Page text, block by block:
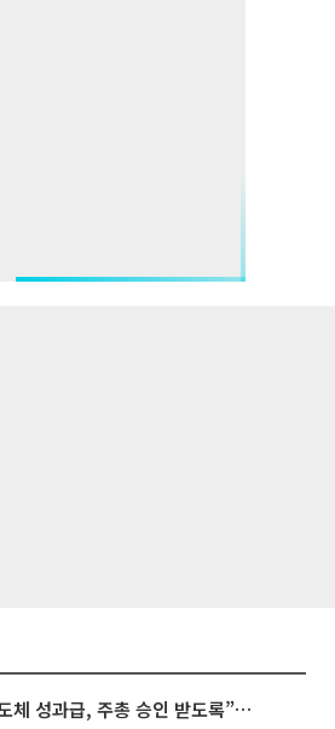
김정관 장관 “반도체 성과급, 주총 승인 받도록”…상법·자본시장법 개정 시사